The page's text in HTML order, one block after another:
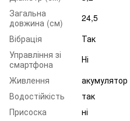
Загальна
довжина (см)
24,5
Вібрація
Так
Управління зі
смартфона
Ні
Живлення
акумулятор
Водостійкість
так
Присоска
ні